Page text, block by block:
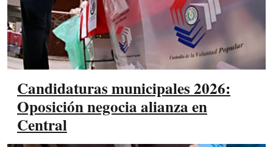
Candidaturas municipales 2026:
Oposición negocia alianza en
Central